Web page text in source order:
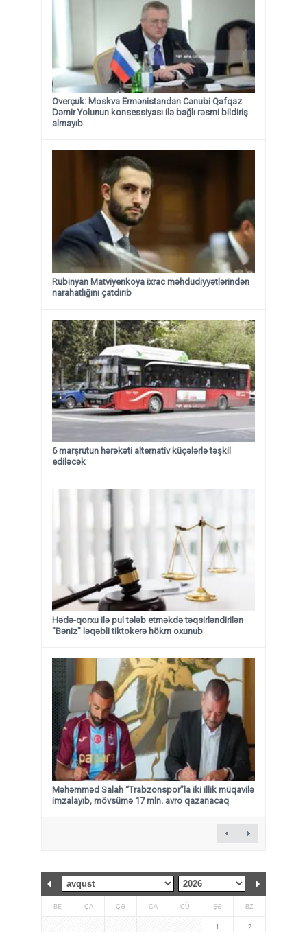
Overçuk: Moskva Ermənistandan Cənubi Qafqaz
Dəmir Yolunun konsessiyası ilə bağlı rəsmi bildiriş
almayıb
Rubinyan Matviyenkoya ixrac məhdudiyyətlərindən
narahatlığını çatdırıb
6 marşrutun hərəkəti alternativ küçələrlə təşkil
ediləcək
Hədə-qorxu ilə pul tələb etməkdə təqsirləndirilən
"Bəniz" ləqəbli tiktokerə hökm oxunub
Məhəmməd Salah “Trabzonspor”la iki illik müqavilə
imzalayıb, mövsümə 17 mln. avro qazanacaq
BE ÇA ÇƏ CA CÜ ŞƏ BZ
1 2